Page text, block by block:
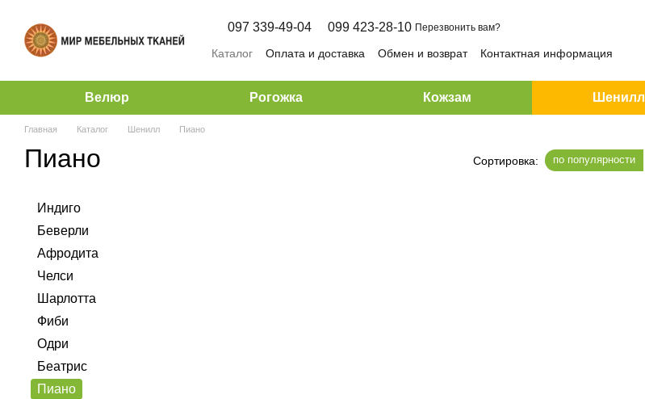
097 339-49-04 099 423-28-10 Перезвонить вам?
Каталог Оплата и доставка Обмен и возврат Контактная информация
Велюр Рогожка Кожзам Шенилл
Главная Каталог Шенилл Пиано
Пиано Сортировка: по популярности
Индиго
Беверли
Афродита
Челси
Шарлотта
Фиби
Одри
Беатрис
Пиано